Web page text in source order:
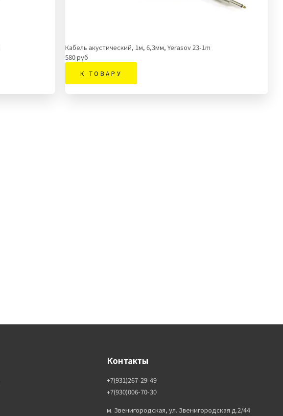
Кабель акустический, 1м, 6,3мм, Yerasov 23-1m
580 руб
К ТОВАРУ
Контакты
+7(931)267-29-49
+7(930)006-70-30
м. Звенигородская, ул. Звенигородская д.2/44